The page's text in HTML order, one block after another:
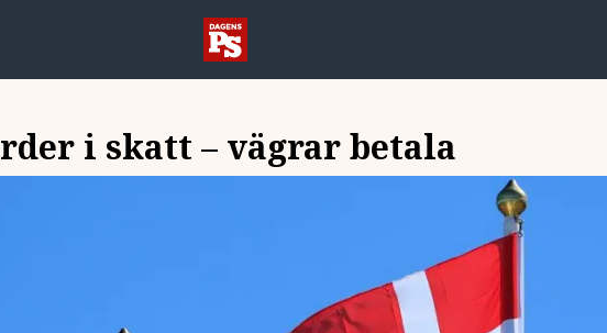
i skatt – vägrar betala